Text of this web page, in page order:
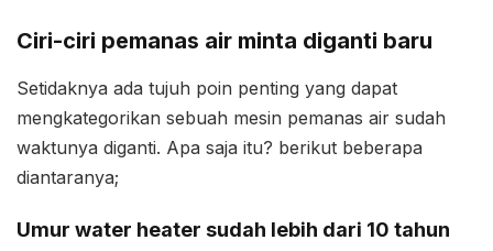
Ciri-ciri pemanas air minta diganti baru
Setidaknya ada tujuh poin penting yang dapat
mengkategorikan sebuah mesin pemanas air sudah
waktunya diganti. Apa saja itu? berikut beberapa
diantaranya;
Umur water heater sudah lebih dari 10 tahun